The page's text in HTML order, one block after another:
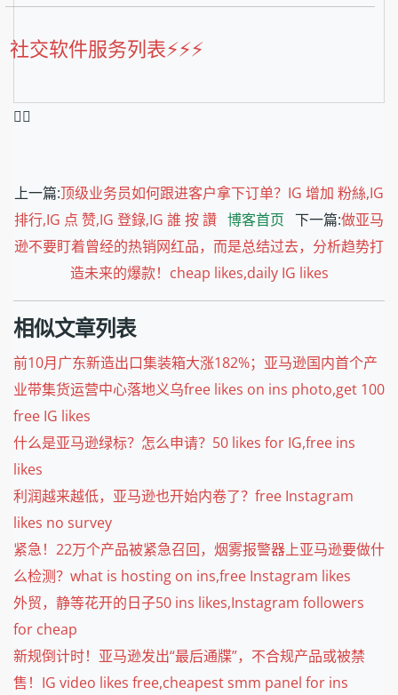
社交软件服务列表⚡️⚡️⚡️
❤️‍🔥
上一篇:顶级业务员如何跟进客户拿下订单？IG 增加 粉絲,IG
排行,IG 点 赞,IG 登錄,IG 誰 按 讚 博客首页 下一篇:做亚马
逊不要盯着曾经的热销网红品，而是总结过去，分析趋势打
造未来的爆款！cheap likes,daily IG likes
相似文章列表
​前10月广东新造出口集装箱大涨182%；亚马逊国内首个产
业带集货运营中心落地义乌free likes on ins photo,get 100
free IG likes
什么是亚马逊绿标？怎么申请？50 likes for IG,free ins
likes
利润越来越低，亚马逊也开始内卷了？free Instagram
likes no survey
紧急！22万个产品被紧急召回，烟雾报警器上亚马逊要做什
么检测？what is hosting on ins,free Instagram likes
外贸，静等花开的日子50 ins likes,Instagram followers
for cheap
新规倒计时！亚马逊发出“最后通牒”，不合规产品或被禁
售！IG video likes free,cheapest smm panel for ins